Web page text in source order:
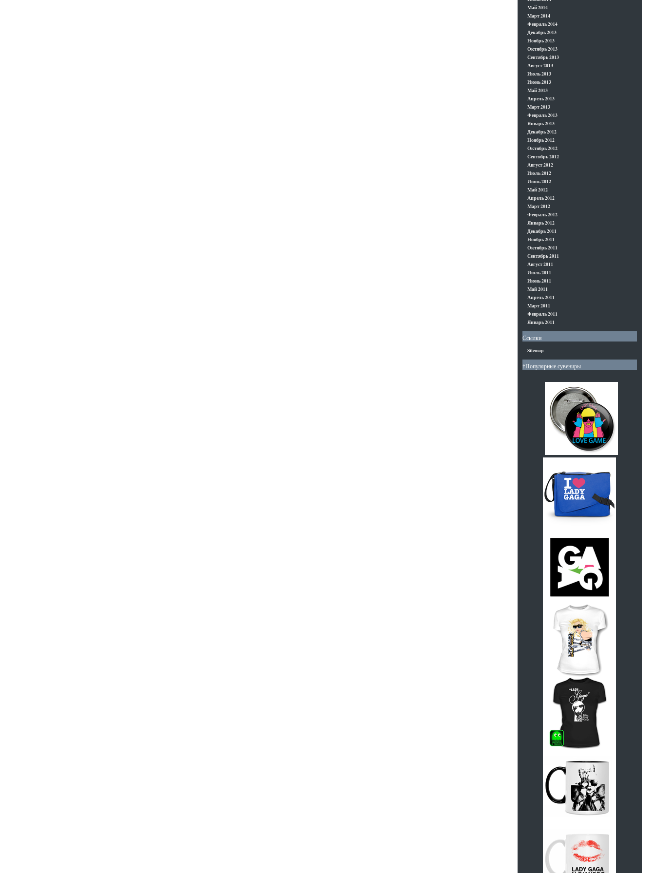
Май 2014
Март 2014
Февраль 2014
Декабрь 2013
Ноябрь 2013
Октябрь 2013
Сентябрь 2013
Август 2013
Июль 2013
Июнь 2013
Май 2013
Апрель 2013
Март 2013
Февраль 2013
Январь 2013
Декабрь 2012
Ноябрь 2012
Октябрь 2012
Сентябрь 2012
Август 2012
Июль 2012
Июнь 2012
Май 2012
Апрель 2012
Март 2012
Февраль 2012
Январь 2012
Декабрь 2011
Ноябрь 2011
Октябрь 2011
Сентябрь 2011
Август 2011
Июль 2011
Июнь 2011
Май 2011
Апрель 2011
Март 2011
Февраль 2011
Январь 2011
Ссылки
Sitemap
†Популярные сувениры